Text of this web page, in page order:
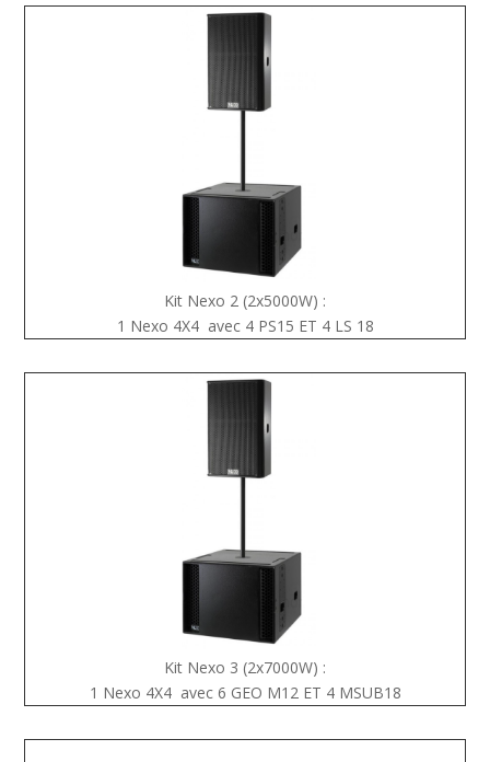
Kit Nexo 2 (2x5000W) :
1 Nexo 4X4 avec 4 PS15 ET 4 LS 18
Kit Nexo 3 (2x7000W) :
1 Nexo 4X4 avec 6 GEO M12 ET 4 MSUB18